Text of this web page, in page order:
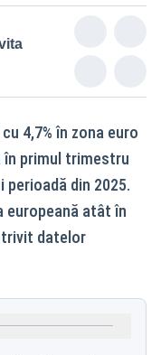
4,7% în zona euro
în primul trimestru
perioadă din 2025.
europeană atât în
datelor